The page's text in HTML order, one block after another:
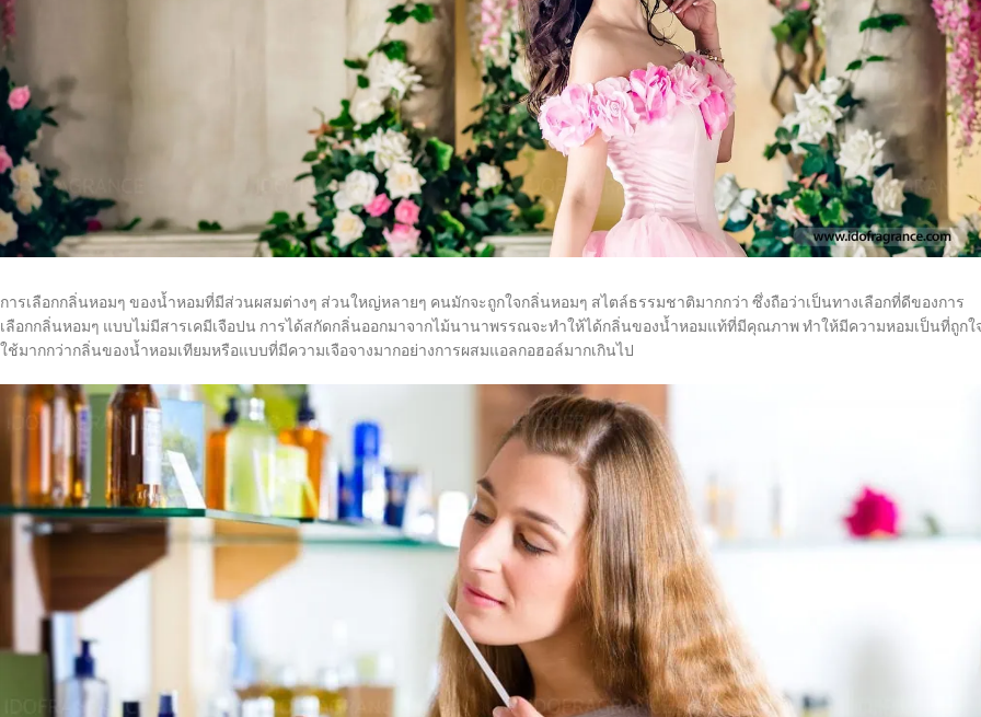
การเลือกกลิ่นหอมๆ ของน้ำหอมที่มีส่วนผสมต่างๆ ส่วนใหญ่หลายๆ คนมักจะถูกใจกลิ่นหอมๆ สไตล์ธรรมชาติมากกว่า ซึ่งถือว่าเป็นทางเลือกที่ดีของการ
เลือกกลิ่นหอมๆ แบบไม่มีสารเคมีเจือปน การได้สกัดกลิ่นออกมาจากไม้นานาพรรณจะทำให้ได้กลิ่นของน้ำหอมแท้ที่มีคุณภาพ ทำให้มีความหอมเป็นที่ถูกใ
ใช้มากกว่ากลิ่นของน้ำหอมเทียมหรือแบบที่มีความเจือจางมากอย่างการผสมแอลกอฮอล์มากเกินไป